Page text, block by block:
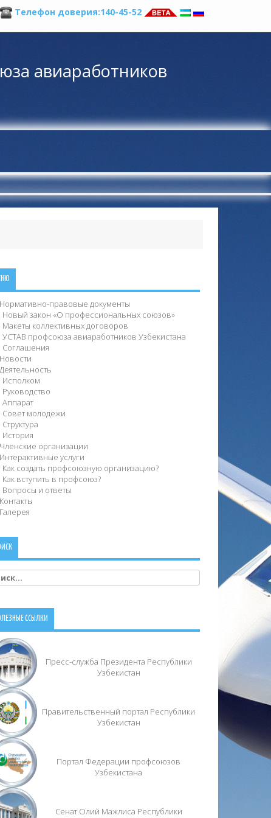
Телефон доверия:140-45-52
авиаработников
Нормативно-правовые документы
Новый закон «О профессиональных союзов»
Макеты коллективных договоров
УСТАВ профсоюза авиаработников Узбекистана
Соглашения
Новости
Деятельность
Исполком
Руководство
Аппарат
Совет молодежи
Структура
История
Членские организации
Интерактивные услуги
Как создать профсоюзную организацию?
Как вступить в профсоюз?
Вопросы и ответы
Контакты
Галерея
ССЫЛКИ
Пресс-служба Президента Республики
Узбекистан
Правительственный портал Республики
Узбекистан
Портал Федерации профсоюзов
Узбекистана
Сенат Олий Мажлиса Республики